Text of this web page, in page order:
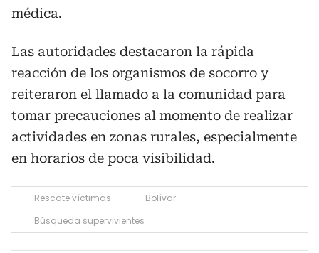
médica.
Las autoridades destacaron la rápida
reacción de los organismos de socorro y
reiteraron el llamado a la comunidad para
tomar precauciones al momento de realizar
actividades en zonas rurales, especialmente
en horarios de poca visibilidad.
Rescate víctimas
Bolívar
Búsqueda supervivientes